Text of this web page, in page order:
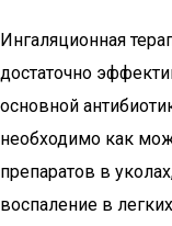
Ингаляционная
достаточно
основной
необходимо как
препаратов в
воспаление в